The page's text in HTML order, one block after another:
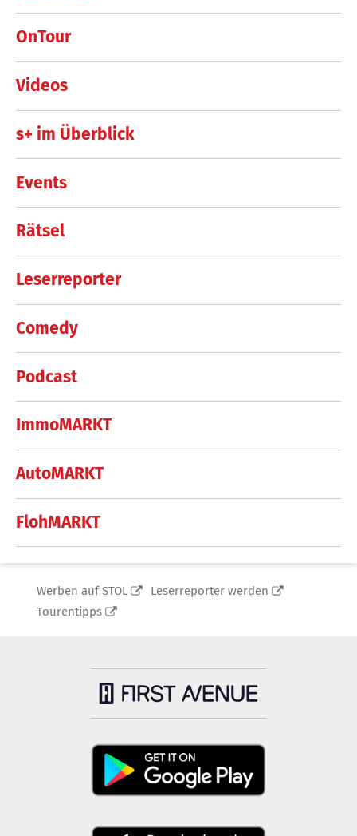
OnTour
Videos
s+ im Überblick
Events
Rätsel
Leserreporter
Comedy
Podcast
ImmoMARKT
AutoMARKT
FlohMARKT
Werben auf STOL
Leserreporter werden
Tourentipps